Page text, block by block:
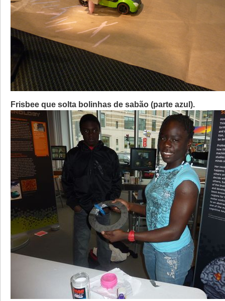
Frisbee que solta bolinhas de sabão (parte azul).